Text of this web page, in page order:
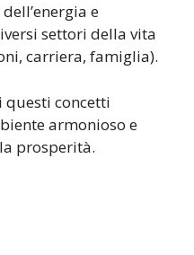
e
settori della vita
carriera, famiglia).
questi concetti
armonioso e
prosperità.